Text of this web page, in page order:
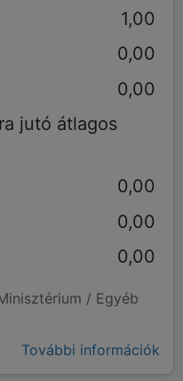
1,00
0,00
0,00
jutó átlagos
0,00
0,00
0,00
/ Egyéb
További információk